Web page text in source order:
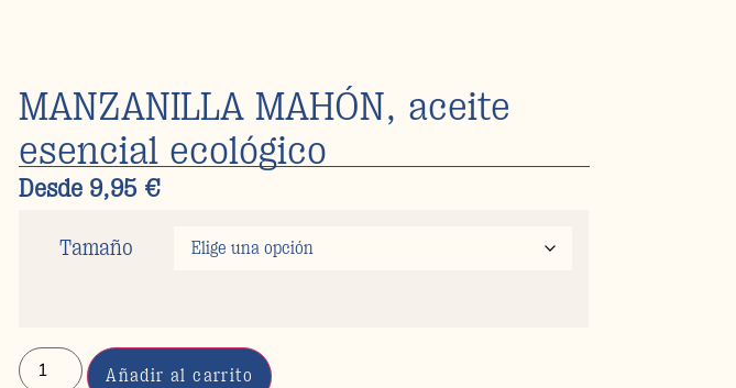
MANZANILLA MAHÓN, aceite
esencial ecológico
Desde 9,95 €
Tamaño
Añadir al carrito